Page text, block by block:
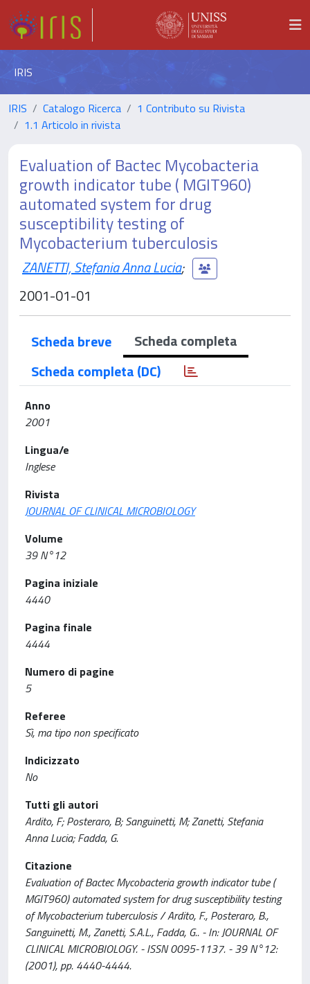
IRIS
IRIS Catalogo Ricerca
1 Contributo su Rivista
1.1 Articolo in rivista
Evaluation of Bactec Mycobacteria
growth indicator tube ( MGIT960)
automated system for drug
susceptibility testing of
Mycobacterium tuberculosis
ZANETTI, Stefania Anna Lucia;
2001-01-01
Scheda breve
Scheda completa
Scheda completa (DC)
Anno
2001
Lingua/e
Inglese
Rivista
JOURNAL OF CLINICAL MICROBIOLOGY
Volume
39 N°12
Pagina iniziale
4440
Pagina finale
4444
Numero di pagine
5
Referee
Sì, ma tipo non specificato
Indicizzato
No
Tutti gli autori
Ardito, F; Posteraro, B; Sanguinetti, M; Zanetti, Stefania
Anna Lucia; Fadda, G.
Citazione
Evaluation of Bactec Mycobacteria growth indicator tube (
MGIT960) automated system for drug susceptibility testing
of Mycobacterium tuberculosis / Ardito, F., Posteraro, B.,
Sanguinetti, M., Zanetti, S.A.L., Fadda, G.. - In: JOURNAL OF
CLINICAL MICROBIOLOGY. - ISSN 0095-1137. - 39 N°12:
(2001), pp. 4440-4444.